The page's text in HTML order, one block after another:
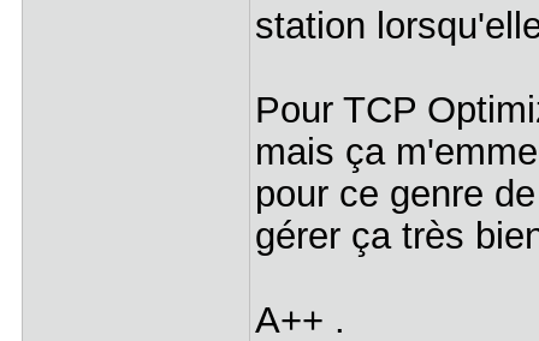
station
Pour TCP
mais ça
pour ce genre
gérer ça très
A++ .